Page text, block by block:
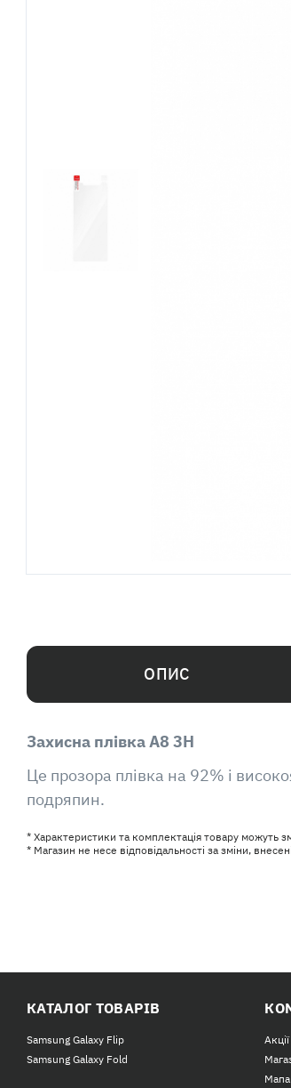
ОПИС
Захисна плівка A8 3H
Це прозора плівка на 92% і
подряпин.
* Характеристики та комплектація товару можуть
* Магазин не несе відповідальності за зміни,
КАТАЛОГ ТОВАРІВ
Samsung Galaxy Flip
Samsung Galaxy Fold
Акції
Мапа